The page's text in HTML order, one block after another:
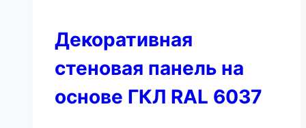
Декоративная
стеновая панель на
основе ГКЛ RAL 6037